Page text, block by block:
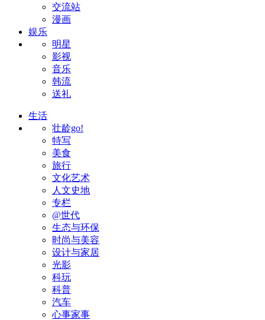
交流站
漫画
娱乐
明星
影视
音乐
韩流
送礼
生活
壮龄go!
特写
美食
旅行
文化艺术
人文史地
专栏
@世代
生态与环保
时尚与美容
设计与家居
光影
科玩
科普
汽车
心事家事